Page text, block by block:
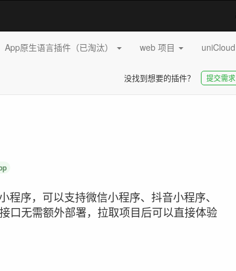
App原生语言插件（已淘汰） web 项目 uniCloud
没找到想要的插件？ 提交需求
序，可以支持微信小程序、抖音小程序、
口无需额外部署，拉取项目后可以直接体验